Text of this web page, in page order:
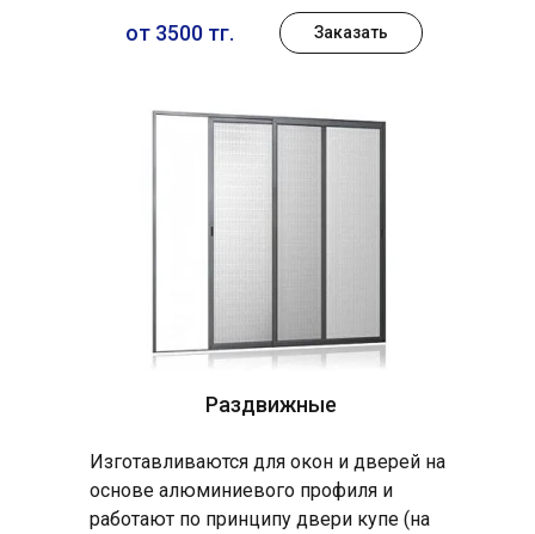
Раздвижные
Изготавливаются для окон и дверей на
основе алюминиевого профиля и
работают по принципу двери купе (на
от 3500 тг. Заказать